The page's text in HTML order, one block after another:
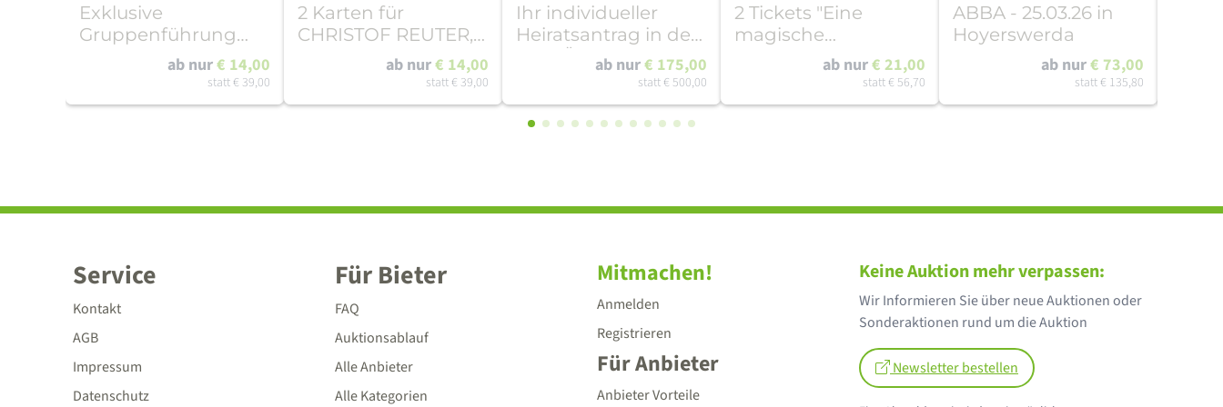
Exklusive
Gruppenführung
durch das Archiv der
ab nur€ 14,00
statt€ 39,00
2 Karten für
CHRISTOF REUTER,
Seifhennersdorf,
04.12.2026, 20 Uhr
ab nur€ 14,00
statt€ 39,00
Ihr individueller
Heiratsantrag in der
COMÖDIE Dresden
ab nur€ 175,00
statt€ 500,00
2 Tickets "Eine
magische
Elfenmission" in
Riesa - 19.12.2025
ab nur€ 21,00
statt€ 56,70
ABBA - 25.03.26 in
Hoyerswerda
ab nur€ 73,00
statt€ 135,80
Service
Kontakt
AGB
Impressum
Datenschutz
Für Bieter
FAQ
Auktionsablauf
Alle Anbieter
Alle Kategorien
Mitmachen!
Anmelden
Registrieren
Für Anbieter
Anbieter Vorteile
Keine Auktion mehr verpassen:
Wir Informieren Sie über neue Auktionen oder
Sonderaktionen rund um die Auktion
Newsletter bestellen